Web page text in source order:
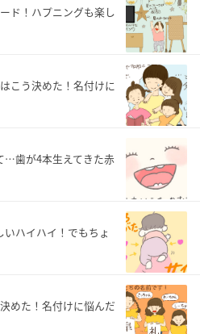
ド！ハプニングも楽し
こう決めた！名付けに
…歯が4本生えてきた赤
いハイハイ！でもちょ
めた！名付けに悩んだ